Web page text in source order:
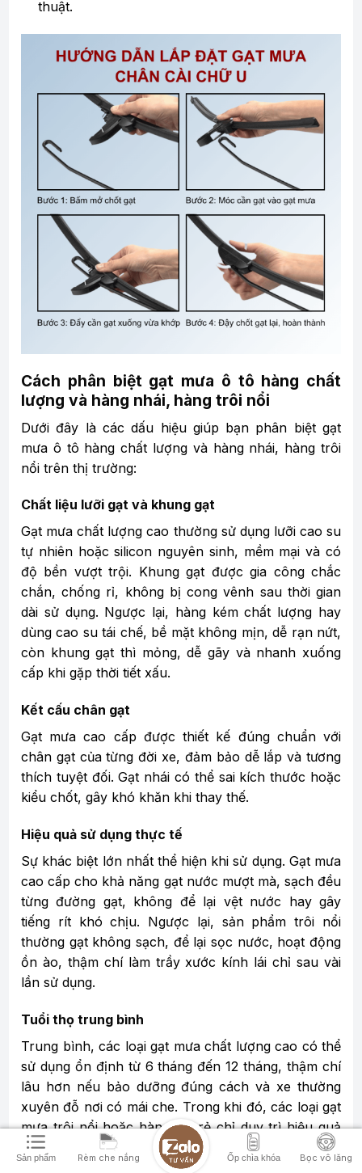
thuật.
Cách phân biệt gạt mưa ô tô hàng chất
lượng và hàng nhái, hàng trôi nổi
Dưới đây là các dấu hiệu giúp bạn phân biệt gạt
mưa ô tô hàng chất lượng và hàng nhái, hàng trôi
nổi trên thị trường:
Chất liệu lưỡi gạt và khung gạt
Gạt mưa chất lượng cao thường sử dụng lưỡi cao su
tự nhiên hoặc silicon nguyên sinh, mềm mại và có
độ bền vượt trội. Khung gạt được gia công chắc
chắn, chống rỉ, không bị cong vênh sau thời gian
dài sử dụng. Ngược lại, hàng kém chất lượng hay
dùng cao su tái chế, bề mặt không mịn, dễ rạn nứt,
còn khung gạt thì mỏng, dễ gãy và nhanh xuống
cấp khi gặp thời tiết xấu.
Kết cấu chân gạt
Gạt mưa cao cấp được thiết kế đúng chuẩn với
chân gạt của từng đời xe, đảm bảo dễ lắp và tương
thích tuyệt đối. Gạt nhái có thể sai kích thước hoặc
kiểu chốt, gây khó khăn khi thay thế.
Hiệu quả sử dụng thực tế
Sự khác biệt lớn nhất thể hiện khi sử dụng. Gạt mưa
cao cấp cho khả năng gạt nước mượt mà, sạch đều
từng đường gạt, không để lại vệt nước hay gây
tiếng rít khó chịu. Ngược lại, sản phẩm trôi nổi
thường gạt không sạch, để lại sọc nước, hoạt động
ồn ào, thậm chí làm trầy xước kính lái chỉ sau vài
lần sử dụng.
Tuổi thọ trung bình
Trung bình, các loại gạt mưa chất lượng cao có thể
sử dụng ổn định từ 6 tháng đến 12 tháng, thậm chí
lâu hơn nếu bảo dưỡng đúng cách và xe thường
xuyên đỗ nơi có mái che. Trong khi đó, các loại gạt
mưa trôi nổi hoặc hàng giá rẻ chỉ duy trì hiệu quả
gạt sạch trong khoảng 1–3 tháng.
Sản phẩm Rèm che nắng Ốp chìa khóa Bọc vô lăng